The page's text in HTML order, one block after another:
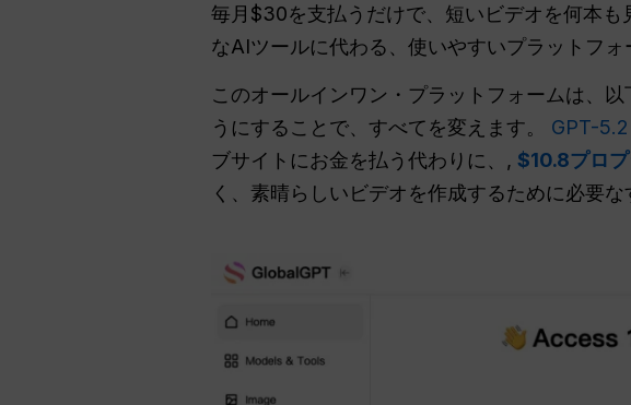
毎月$30を支払うだけで、短いビデオを何本
なAIツールに代わる、使いやすいプラットフォ
このオールインワン・プラットフォームは、
うにすることで、すべてを変えます。 GPT-5.2
ブサイトにお金を払う代わりに、, $10.8プロ
く、素晴らしいビデオを作成するために必要